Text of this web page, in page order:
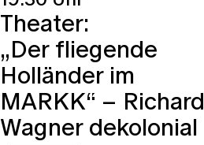
Theater:
„Der fliegende
Holländer im
MARKK“ – Richard
Wagner dekolonial